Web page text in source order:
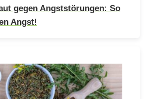
gegen Angststörungen: So
Angst!